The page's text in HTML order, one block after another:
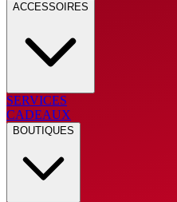
ACCESSOIRES
SERVICES
CADEAUX
BOUTIQUES